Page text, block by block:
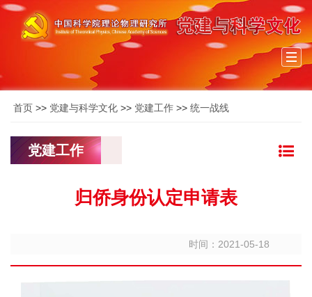
首页 >> 党建与科学文化 >> 党建工作 >> 统一战线
党建工作
归侨身份认定申请表
时间：2021-05-18